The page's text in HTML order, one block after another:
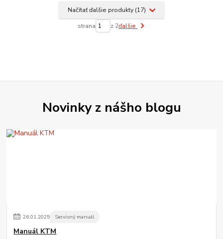
Načítať ďalšie produkty (17)
strana z 2ďalšie
Novinky z nášho blogu
26.01.2025 Servisný manuál
Manuál KTM